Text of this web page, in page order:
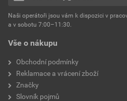
Environmentální prohlášení
Stáhnout
Velikost
hmotnost 25
typ výrobku
faktor difuzního odporu
Vše o nákupu
Obchodní podmínky
Reklamace a vrácení zboží
Značky
Slovník pojmů
Naši operátoři jsou vám k dispozici v
a v sobotu 7:00–11:30.